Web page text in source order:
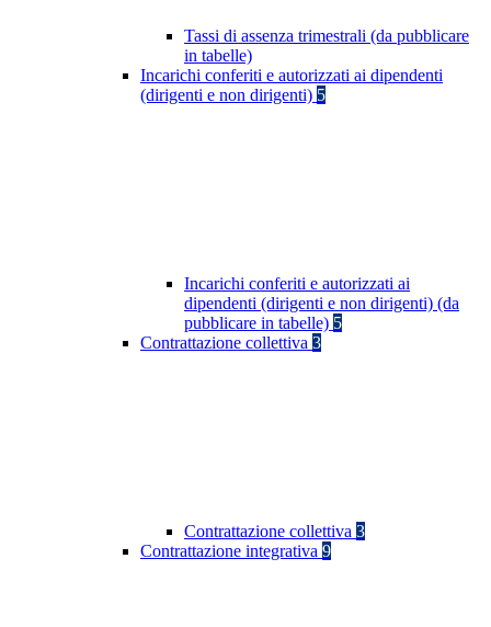
Tassi di assenza trimestrali (da pubblicare
in tabelle)
Incarichi conferiti e autorizzati ai dipendenti
(dirigenti e non dirigenti) 5
Incarichi conferiti e autorizzati ai
dipendenti (dirigenti e non dirigenti) (da
pubblicare in tabelle) 5
Contrattazione collettiva 3
Contrattazione collettiva 3
Contrattazione integrativa 9